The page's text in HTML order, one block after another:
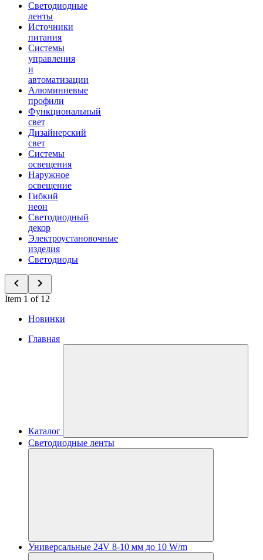
Светодиодные
ленты
Источники
питания
Системы
управления
и
автоматизации
Алюминиевые
профили
Функциональный
свет
Дизайнерский
свет
Системы
освещения
Наружное
освещение
Гибкий
неон
Светодиодный
декор
Электроустановочные
изделия
Светодиоды
Item 1 of 12
Новинки
Главная
Каталог
Светодиодные ленты
Универсальные 24V 8-10 мм до 10 W/m